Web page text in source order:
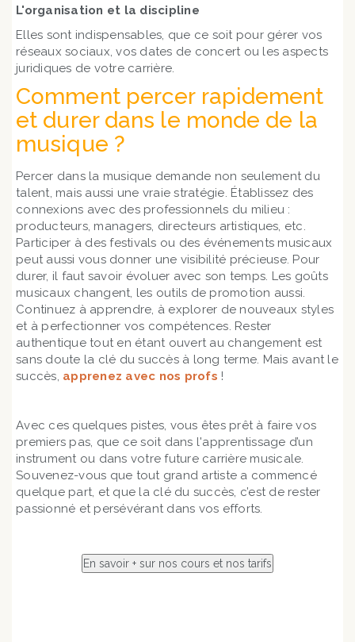
L'organisation et la discipline
Elles sont indispensables, que ce soit pour gérer vos
réseaux sociaux, vos dates de concert ou les aspects
juridiques de votre carrière.
Comment percer rapidement
et durer dans le monde de la
musique ?
Percer dans la musique demande non seulement du
talent, mais aussi une vraie stratégie. Établissez des
connexions avec des professionnels du milieu :
producteurs, managers, directeurs artistiques, etc.
Participer à des festivals ou des événements musicaux
peut aussi vous donner une visibilité précieuse. Pour
durer, il faut savoir évoluer avec son temps. Les goûts
musicaux changent, les outils de promotion aussi.
Continuez à apprendre, à explorer de nouveaux styles
et à perfectionner vos compétences. Rester
authentique tout en étant ouvert au changement est
sans doute la clé du succès à long terme. Mais avant le
succès, apprenez avec nos profs !
Avec ces quelques pistes, vous êtes prêt à faire vos
premiers pas, que ce soit dans l'apprentissage d’un
instrument ou dans votre future carrière musicale.
Souvenez-vous que tout grand artiste a commencé
quelque part, et que la clé du succès, c’est de rester
passionné et persévérant dans vos efforts.